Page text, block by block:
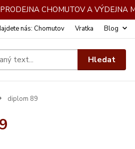
CHOMUTOV A VÝDEJNA
nás: Chomutov Vratka Blog
Hledat
diplom 89